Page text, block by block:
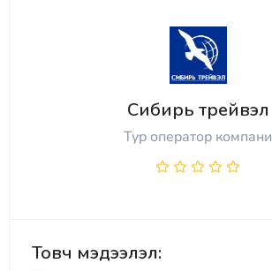
Сибирь трейвэл
Тур оператор компани
Товч мэдээлэл: